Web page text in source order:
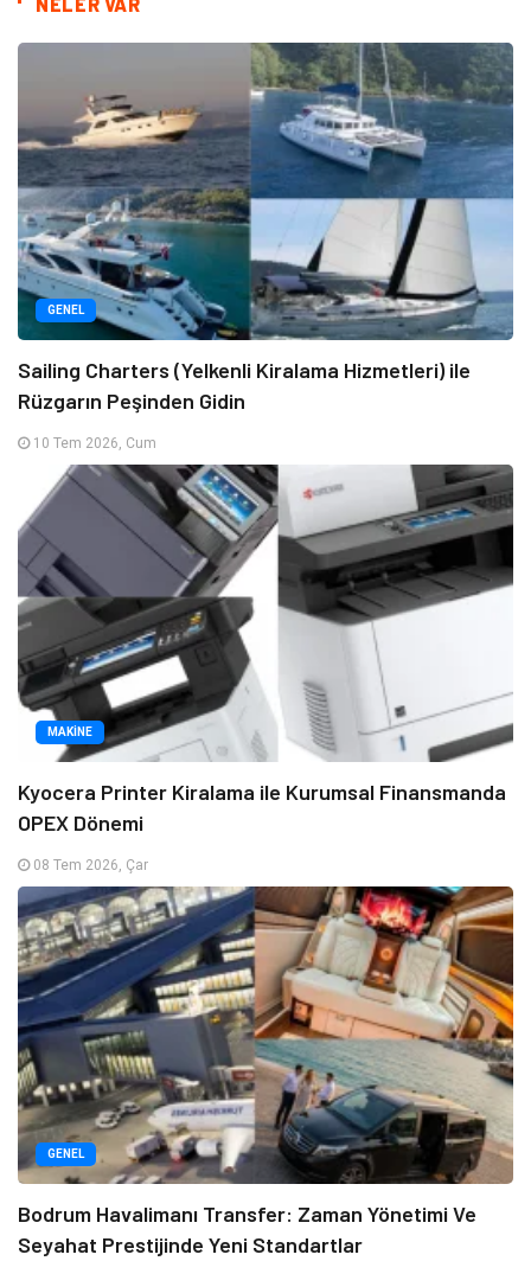
NELER VAR
GENEL
Sailing Charters (Yelkenli Kiralama Hizmetleri) ile
Rüzgarın Peşinden Gidin
10 Tem 2026, Cum
MAKINE
Kyocera Printer Kiralama ile Kurumsal Finansmanda
OPEX Dönemi
08 Tem 2026, Çar
GENEL
Bodrum Havalimanı Transfer: Zaman Yönetimi Ve
Seyahat Prestijinde Yeni Standartlar